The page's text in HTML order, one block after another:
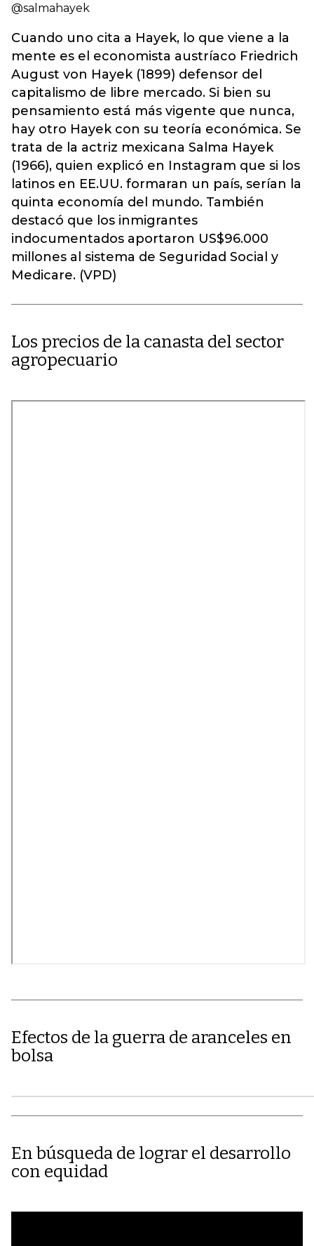
@salmahayek
Cuando uno cita a Hayek, lo que viene a la
mente es el economista austríaco Friedrich
August von Hayek (1899) defensor del
capitalismo de libre mercado. Si bien su
pensamiento está más vigente que nunca,
hay otro Hayek con su teoría económica. Se
trata de la actriz mexicana Salma Hayek
(1966), quien explicó en Instagram que si los
latinos en EE.UU. formaran un país, serían la
quinta economía del mundo. También
destacó que los inmigrantes
indocumentados aportaron US$96.000
millones al sistema de Seguridad Social y
Medicare. (VPD)
Los precios de la canasta del sector
agropecuario
Efectos de la guerra de aranceles en
bolsa
En búsqueda de lograr el desarrollo
con equidad